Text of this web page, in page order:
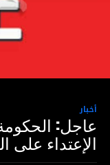
أخبار
عاجل:
الإعتداء على